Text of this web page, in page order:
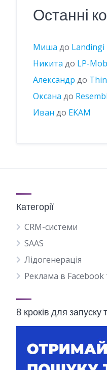
Останні
Миша до Landingi
Никита до LP-
Александр до
Оксана до
Иван до EKAM
Категорії
CRM-системи
SAAS
Лідогенерація
Реклама в
8 кроків для запуску